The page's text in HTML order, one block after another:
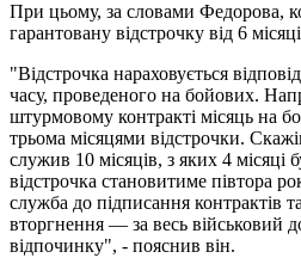
При цьому, за словами Федорова,
гарантовану відстрочку від 6
"Відстрочка нараховується
часу, проведеного на бойових.
штурмовому контракті місяць на
трьома місяцями відстрочки.
служив 10 місяців, з яких 4
відстрочка становитиме півтора
служба до підписання контрактів
вторгнення — за весь військовий
відпочинку", - пояснив він.